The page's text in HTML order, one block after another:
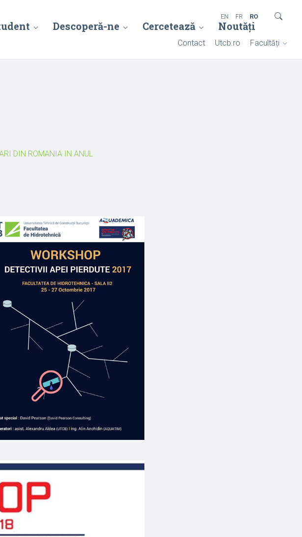
Descoperă-ne Cercetează Noutăți
Contact Utcb.ro Facultăți
EN FR RO
DIN ROMANIA IN ANUL